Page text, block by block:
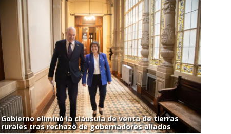
Gobierno eliminó la cláusula de venta de tierras
rurales tras rechazo de gobernadores aliados